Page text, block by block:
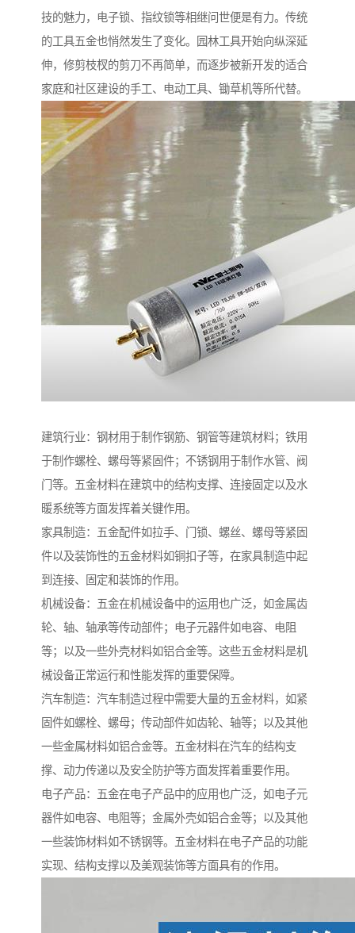
技的魅力，电子锁、指纹锁等相继问世便是有力。传统
的工具五金也悄然发生了变化。园林工具开始向纵深延
伸，修剪枝杈的剪刀不再简单，而逐步被新开发的适合
家庭和社区建设的手工、电动工具、锄草机等所代替。
建筑行业：钢材用于制作钢筋、钢管等建筑材料；铁用
于制作螺栓、螺母等紧固件；不锈钢用于制作水管、阀
门等。五金材料在建筑中的结构支撑、连接固定以及水
暖系统等方面发挥着关键作用。
家具制造：五金配件如拉手、门锁、螺丝、螺母等紧固
件以及装饰性的五金材料如铜扣子等，在家具制造中起
到连接、固定和装饰的作用。
机械设备：五金在机械设备中的运用也广泛，如金属齿
轮、轴、轴承等传动部件；电子元器件如电容、电阻
等；以及一些外壳材料如铝合金等。这些五金材料是机
械设备正常运行和性能发挥的重要保障。
汽车制造：汽车制造过程中需要大量的五金材料，如紧
固件如螺栓、螺母；传动部件如齿轮、轴等；以及其他
一些金属材料如铝合金等。五金材料在汽车的结构支
撑、动力传递以及安全防护等方面发挥着重要作用。
电子产品：五金在电子产品中的应用也广泛，如电子元
器件如电容、电阻等；金属外壳如铝合金等；以及其他
一些装饰材料如不锈钢等。五金材料在电子产品的功能
实现、结构支撑以及美观装饰等方面具有的作用。